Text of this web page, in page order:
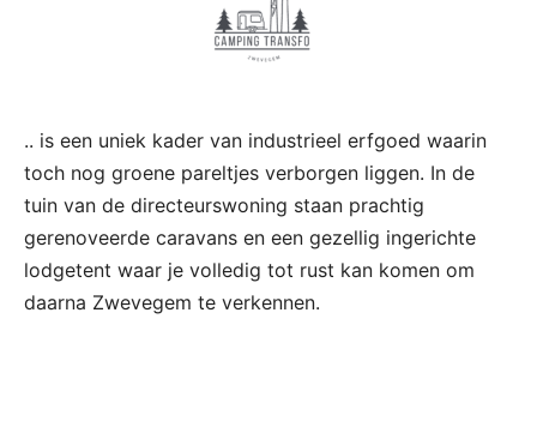
.. is een uniek kader van industrieel erfgoed waarin
toch nog groene pareltjes verborgen liggen. In de
tuin van de directeurswoning staan prachtig
gerenoveerde caravans en een gezellig ingerichte
lodgetent waar je volledig tot rust kan komen om
daarna Zwevegem te verkennen.